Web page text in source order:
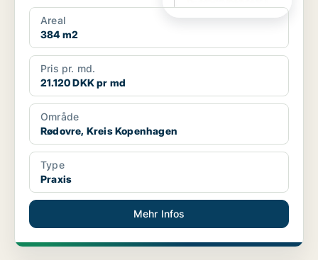
Areal
384 m2
Pris pr. md.
21.120 DKK pr md
Område
Rødovre, Kreis Kopenhagen
Type
Praxis
Mehr Infos